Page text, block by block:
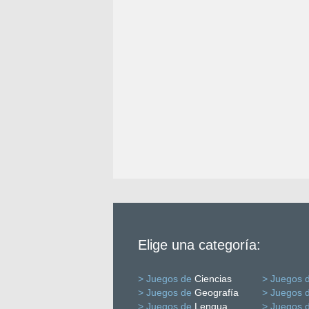
Elige una categoría:
> Juegos de Ciencias
> Juegos
> Juegos de Geografía
> Juegos
> Juegos de Lengua > Juegos